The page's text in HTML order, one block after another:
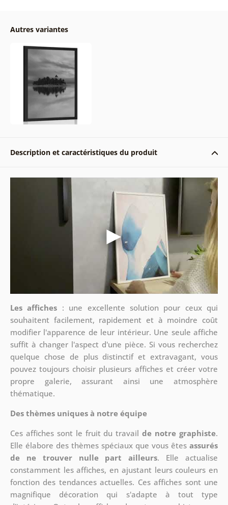
Autres variantes
Description et caractéristiques du produit
Les affiches : une excellente solution pour ceux qui
souhaitent facilement, rapidement et à moindre coût
modifier l'apparence de leur intérieur. Une seule affiche
suffit à changer l'aspect d'une pièce. Si vous recherchez
quelque chose de plus distinctif et extravagant, vous
pouvez toujours choisir plusieurs affiches et créer votre
propre galerie, assurant ainsi une atmosphère
thématique.
Des thèmes uniques à notre équipe
Ces affiches sont le fruit du travail de notre graphiste.
Elle élabore des thèmes spéciaux que vous êtesassurés
de ne trouver nulle part ailleurs. Elle actualise
constamment les affiches, en ajustant leurs couleurs en
fonction des tendances actuelles. Ces affiches sont une
magnifique décoration qui s'adapte à tout type